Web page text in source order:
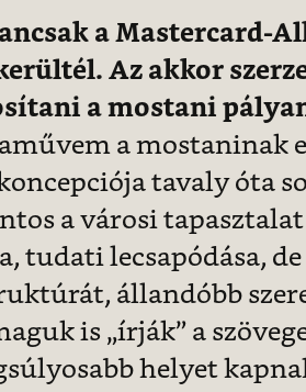
a Mastercard-
Az akkor
a mostani
a mostaninak
tavaly óta
a városi
tudati lecsapódása,
állandóbb
is „írják” a
helyet